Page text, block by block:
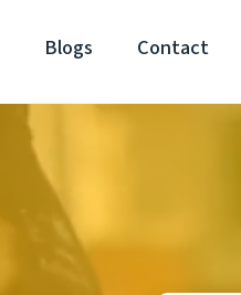
Blogs Contact